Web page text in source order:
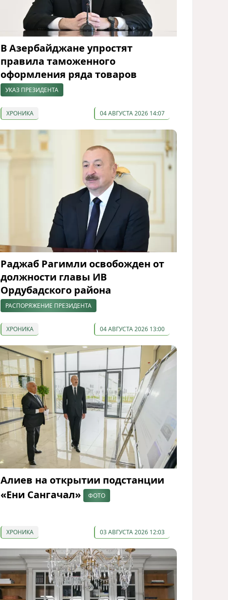
В Азербайджане упростят
правила таможенного
оформления ряда товаров
УКАЗ ПРЕЗИДЕНТА
ХРОНИКА 04 АВГУСТА 2026 14:07
Раджаб Рагимли освобожден от
должности главы ИВ
Ордубадского района
РАСПОРЯЖЕНИЕ ПРЕЗИДЕНТА
ХРОНИКА 04 АВГУСТА 2026 13:00
Алиев на открытии подстанции
«Ени Сангачал»
ФОТО
ХРОНИКА 03 АВГУСТА 2026 12:03